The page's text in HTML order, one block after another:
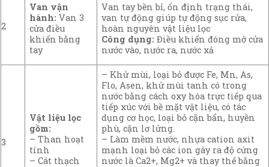
2
Van vận
hành: Van 3
cửa điều
khiển bằng
tay
Van tay bền bỉ, ổn định trạng thái,
van tự động giúp tự động sục rửa,
hoàn nguyên vật liệu lọc
Công dụng: Điều khiển đóng mở cửa
nước vào, nước ra, nước xả
3
Vật liệu lọc
gồm:
– Than hoạt
tính
– Cát thạch
– Khử mùi, loại bỏ được Fe, Mn, As,
Flo, Asen, khử mùi tanh có trong
nước bằng cách oxy hóa trực tiếp qua
tiếp xúc với bề mặt vật liệu, có tác
dụng cơ học, loại bỏ cặn bẩn, huyền
phù, cặn lơ lửng.
– Làm mềm nước, nhựa cation axit
mạnh loại bỏ các ion gây ra độ cứng
nước là Ca2+, Mg2+ và thay thế bằng